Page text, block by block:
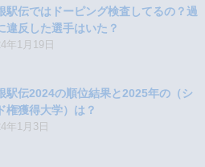
駅伝ではドーピング検査してるの？過
違反した選手はいた？
年1月19日
駅伝2024の順位結果と2025年の（シ
権獲得大学）は？
年1月3日